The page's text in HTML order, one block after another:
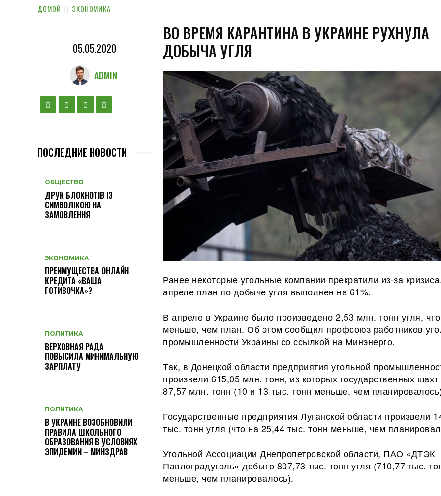
ДОМОЙ ЭКОНОМИКА
05.05.2020
ADMIN
ПОСЛЕДНИЕ НОВОСТИ
ОБЩЕСТВО
ДРУК БЛОКНОТІВ ІЗ
СИМВОЛІКОЮ НА
ЗАМОВЛЕННЯ
ЭКОНОМИКА
ПРЕИМУЩЕСТВА ОНЛАЙН
КРЕДИТА «ВАША
ГОТИВОЧКА»?
ПОЛИТИКА
ВЕРХОВНАЯ РАДА
ПОВЫСИЛА МИНИМАЛЬНУЮ
ЗАРПЛАТУ
ПОЛИТИКА
В УКРАИНЕ ВОЗОБНОВИЛИ
ПРАВИЛА ШКОЛЬНОГО
ОБРАЗОВАНИЯ В УСЛОВИЯХ
ЭПИДЕМИИ – МИНЗДРАВ
ВО ВРЕМЯ КАРАНТИНА В УКРАИНЕ РУХНУЛА
ДОБЫЧА УГЛЯ
Ранее некоторые угольные компании прекратили из-за
апреле план по добыче угля выполнен на 61%.
В апреле в Украине было произведено 2,53 млн. тонн угля,
меньше, чем план. Об этом сообщил профсоюз работников
промышленности Украины со ссылкой на Минэнерго.
Так, в Донецкой области предприятия угольной
произвели 615,05 млн. тонн, из которых государственных
87,57 млн. тонн (10 и 13 тыс. тонн меньше, чем
Государственные предприятия Луганской области произвели
тыс. тонн угля (что на 25,44 тыс. тонн меньше, чем
Угольной Ассоциации Днепропетровской области, ПАО «ДТЭК
Павлоградуголь» добыто 807,73 тыс. тонн угля (710,77 тыс.
меньше, чем планировалось).